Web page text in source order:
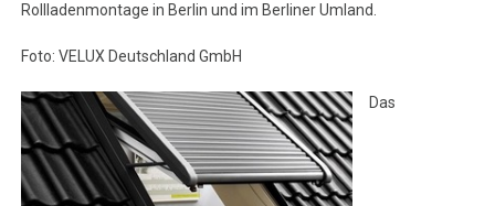
Rollladenmontage in Berlin und im Berliner Umland.
Foto: VELUX Deutschland GmbH
Das